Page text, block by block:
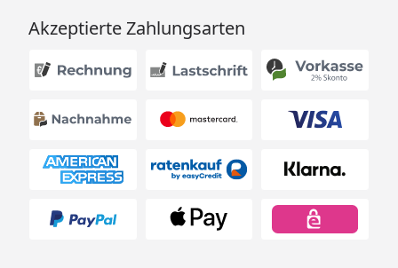
Akzeptierte Zahlungsarten